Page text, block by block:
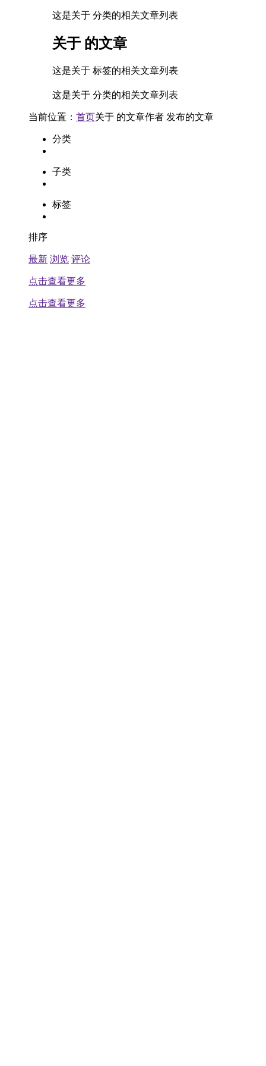
这是关于 分类的相关文章列表
关于 的文章
这是关于 标签的相关文章列表
这是关于 分类的相关文章列表
当前位置： 首页关于 的文章作者 发布的文章
分类
子类
标签
排序
最新 浏览 评论
点击查看更多
点击查看更多